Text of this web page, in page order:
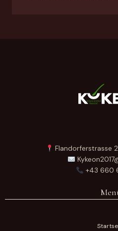
Flandorferstrasse
+43 660